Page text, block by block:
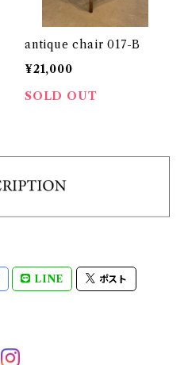
antique chair 017-B
¥21,000
SOLD OUT
LINE ポスト